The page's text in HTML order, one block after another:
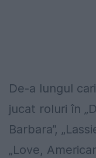
De-a lungul
jucat roluri în
Barbara”,
„Love,